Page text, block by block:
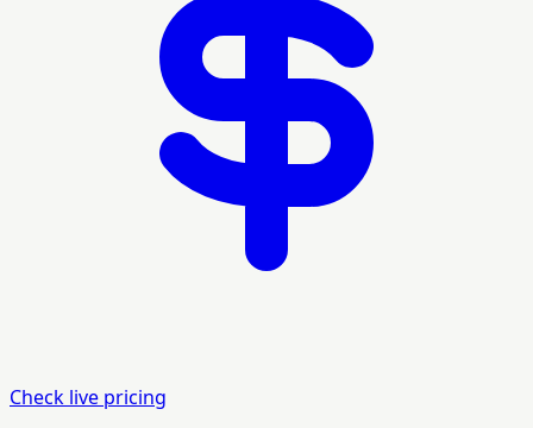
Check live pricing